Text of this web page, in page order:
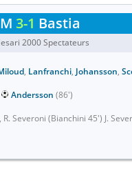
3-1 Bastia
2000 Spectateurs
, Lanfranchi, Johansson,
Andersson (86')
Severoni (Bianchini 45') J.